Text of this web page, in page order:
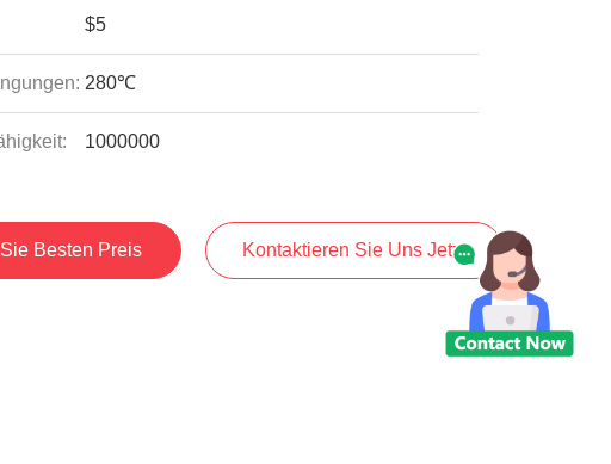
$5
280℃
1000000
Besten Preis Kontaktieren Sie Uns Jetzt